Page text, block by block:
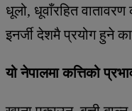
धूलो, धूवाँरहित
इनर्जी देशमै प्रयोग हुने
यो नेपालमा कत्तिको